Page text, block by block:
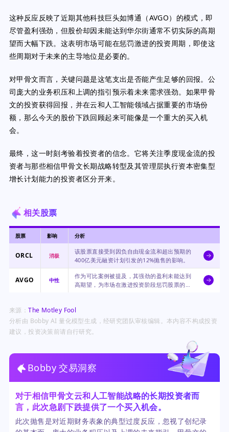
这种反应反映了近期其他科技巨头如博通（AVGO）的模式，即
尽管盈利强劲，但股价却因未能达到华尔街通常不切实际的高期
望而大幅下跌。这表明市场可能在惩罚激进的投资周期，即使这
些周期对于未来的主导地位是必要的。
对甲骨文而言，关键问题是这笔支出是否能产生足够的回报。公
司庞大的业务积压和上调的指引预示着未来需求强劲。如果甲骨
文的投资获得回报，并在云和人工智能领域占据重要的市场份
额，那么今天的股价下跌回顾起来可能像是一个重大的买入机
会。
最终，这一时刻考验着投资者的信念。它将关注季度现金流的投
资者与那些相信甲骨文长期战略转型及其管理层执行资本密集型
增长计划能力的投资者区分开来。
相关股票
股票 影响 分析
ORCL 消极
该股票直接受到因负自由现金流和超出预期的
400亿美元融资计划引发的12%抛售的影响。
AVGO 中性
作为可比案例被提及，其强劲的盈利未能达到
高期望，为市场在激进投资阶段惩罚股票的模
来源：The Motley Fool
分析由 Bobby AI 量化模型生成，经研究团队审核编辑。本内容不构成投资
建议，投资决策前请自行研究。
Bobby 交易洞察
对于相信甲骨文云和人工智能战略的长期投资者而
言，此次急剧下跌提供了一个买入机会。
此次抛售是对近期财务表象的典型过度反应，忽视了创纪录